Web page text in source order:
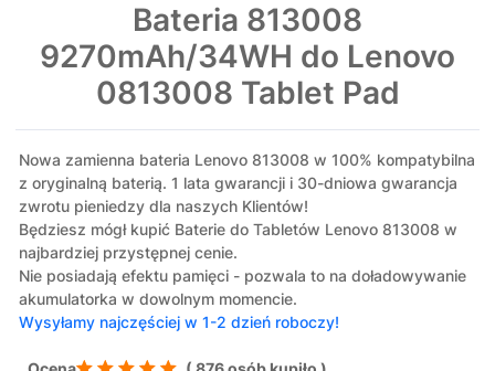
Bateria 813008
9270mAh/34WH do Lenovo
0813008 Tablet Pad
Nowa zamienna bateria Lenovo 813008 w 100% kompatybilna
z oryginalną baterią. 1 lata gwarancji i 30-dniowa gwarancja
zwrotu pieniedzy dla naszych Klientów!
Będziesz mógł kupić Baterie do Tabletów Lenovo 813008 w
najbardziej przystępnej cenie.
Nie posiadają efektu pamięci - pozwala to na doładowywanie
akumulatorka w dowolnym momencie.
Wysyłamy najczęściej w 1-2 dzień roboczy!